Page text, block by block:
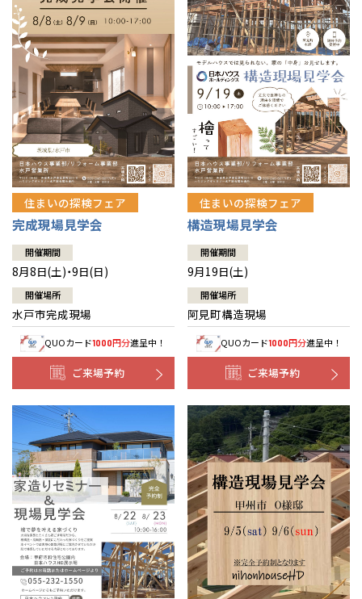
住まいの探検フェア
完成現場見学会
開催期間
8月8日(土)・9日(日)
開催場所
水戸市完成現場
QUOカード1000円分進呈中！
ご来場予約
住まいの探検フェア
構造現場見学会
開催期間
9月19日(土)
開催場所
阿見町構造現場
QUOカード1000円分進呈中！
ご来場予約